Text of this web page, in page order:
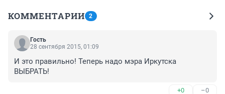
КОММЕНТАРИИ 2
Гость
28 сентября 2015, 01:09
И это правильно! Теперь надо мэра Иркутска
ВЫБРАТЬ!
+0 –0